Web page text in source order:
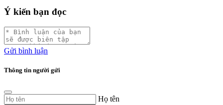
Ý kiến bạn đọc
Gửi bình luận
Thông tin người gửi
Họ tên